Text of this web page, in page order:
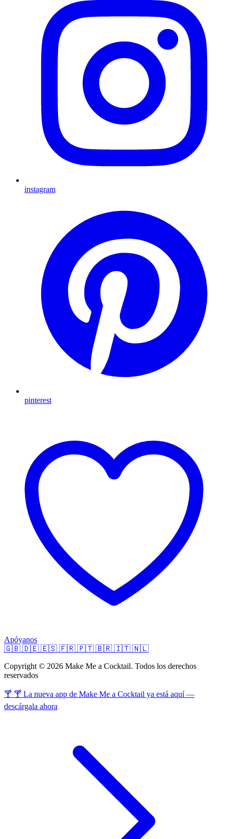
instagram
pinterest
Apóyanos
🇬🇧 🇩🇪 🇪🇸 🇫🇷 🇵🇹 🇧🇷 🇮🇹 🇳🇱
Copyright © 2026 Make Me a Cocktail. Todos los derechos
reservados
🍸 🍸 La nueva app de Make Me a Cocktail ya está aquí —
descárgala ahora